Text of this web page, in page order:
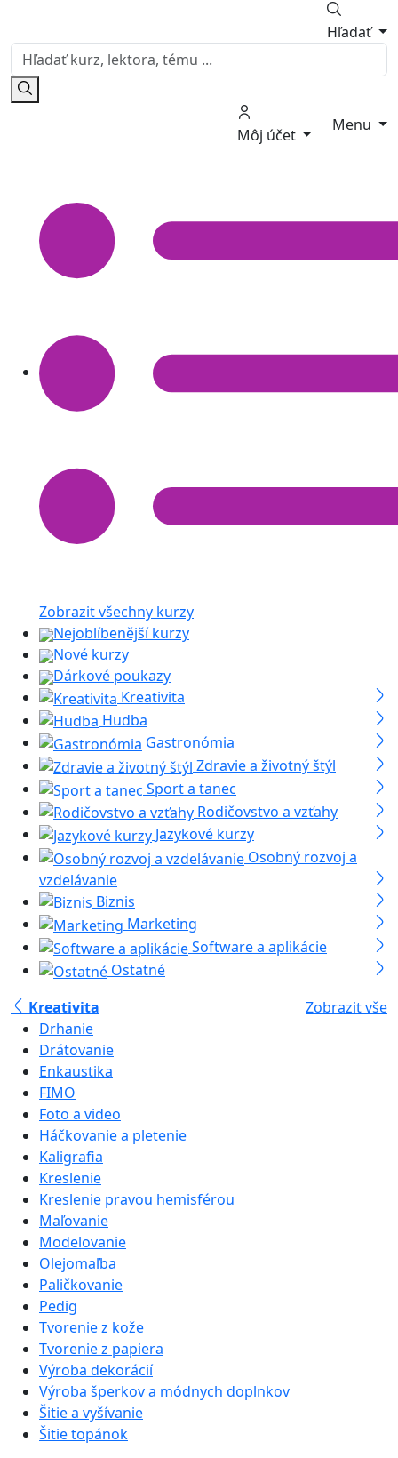
Hľadať
Môj účet
Menu
Zobrazit všechny kurzy
Nejoblíbenější kurzy
Nové kurzy
Dárkové poukazy
Kreativita
Hudba
Gastronómia
Zdravie a životný štýl
Sport a tanec
Rodičovstvo a vzťahy
Jazykové kurzy
Osobný rozvoj a
vzdelávanie
Biznis
Marketing
Software a aplikácie
Ostatné
Kreativita
Zobrazit vše
Drhanie
Drátovanie
Enkaustika
FIMO
Foto a video
Háčkovanie a pletenie
Kaligrafia
Kreslenie
Kreslenie pravou hemisférou
Maľovanie
Modelovanie
Olejomaľba
Paličkovanie
Pedig
Tvorenie z kože
Tvorenie z papiera
Výroba dekorácií
Výroba šperkov a módnych doplnkov
Šitie a vyšívanie
Šitie topánok